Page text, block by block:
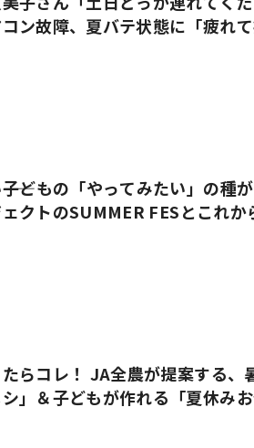
ン故障、夏バテ状態に「疲れ
子どもの「やってみたい」の種
クトのSUMMER FESとこれか
らコレ！ JA全農が提案する、
」＆子どもが作れる「夏休み